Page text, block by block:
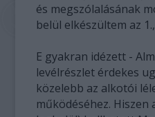
és megszólalásának
belül elkészültem az
E gyakran idézett -
levélrészlet érdekes
közelebb az alkotói
működéséhez.